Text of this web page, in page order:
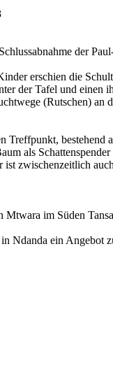
der
erschien die
der Tafel und
(Rutschen)
Treffpunkt,
als
zwischenzeitlich
im Süden
Ndanda ein Angebot